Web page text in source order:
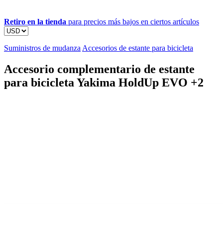
Retiro en la tienda para precios más bajos en ciertos artículos
Suministros de mudanza Accesorios de estante para bicicleta
Accesorio complementario de estante
para bicicleta Yakima HoldUp EVO +2